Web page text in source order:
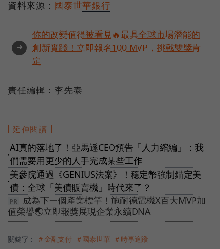
資料來源： 國泰世華銀行
➜
你的改變值得被看見🔥最具全球市場潛能的
創新實踐！立即報名100 MVP，挑戰雙獎肯
定
責任編輯：李先泰
延伸閱讀
●
AI真的落地了！亞馬遜CEO預告「人力縮編」：我
們需要用更少的人手完成某些工作
●
美參院通過《GENIUS法案》！穩定幣強制錨定美
債：全球「美債販賣機」時代來了？
成為下一個產業標竿！施耐德電機X百大MVP加
值榮譽🌏立即報獎展現企業永續DNA
關鍵字： ＃金融支付 ＃國泰世華 ＃時事追蹤